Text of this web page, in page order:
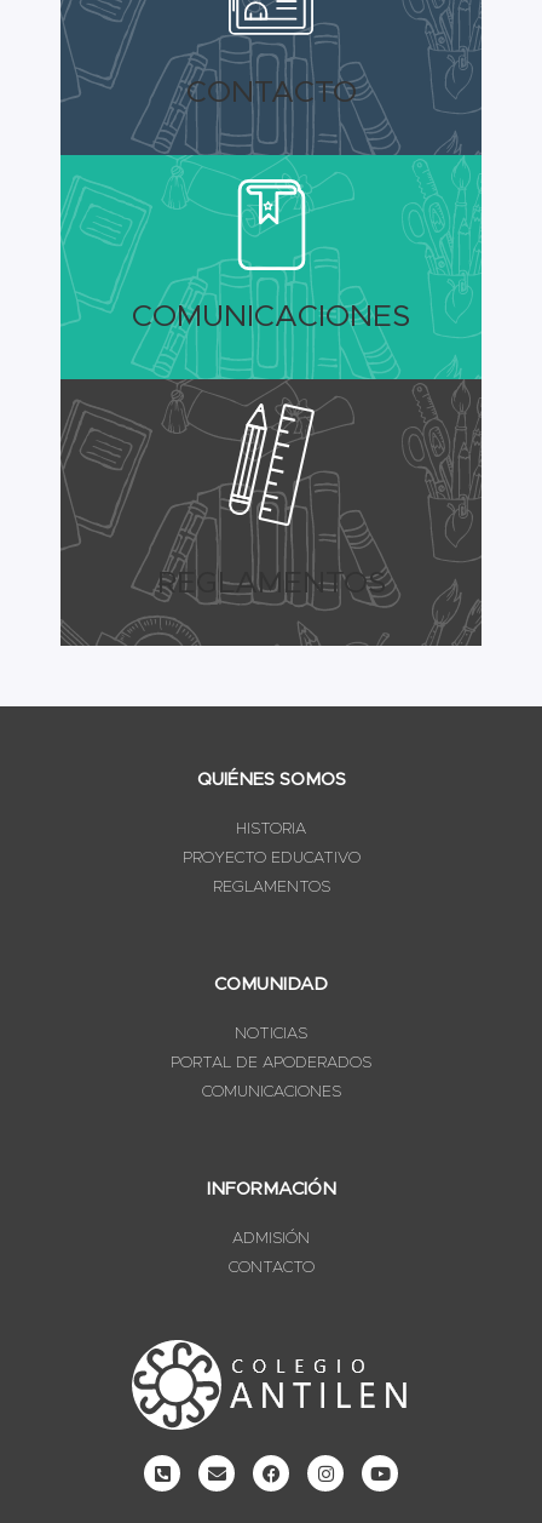
CONTACTO
COMUNICACIONES
REGLAMENTOS
QUIÉNES SOMOS
HISTORIA
PROYECTO EDUCATIVO
REGLAMENTOS
COMUNIDAD
NOTICIAS
PORTAL DE APODERADOS
COMUNICACIONES
INFORMACIÓN
ADMISIÓN
CONTACTO